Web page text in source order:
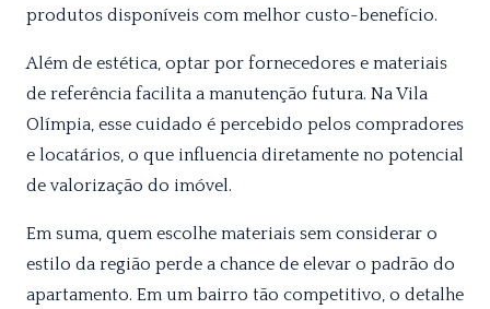
produtos disponíveis com melhor custo-benefício.
Além de estética, optar por fornecedores e materiais
de referência facilita a manutenção futura. Na Vila
Olímpia, esse cuidado é percebido pelos compradores
e locatários, o que influencia diretamente no potencial
de valorização do imóvel.
Em suma, quem escolhe materiais sem considerar o
estilo da região perde a chance de elevar o padrão do
apartamento. Em um bairro tão competitivo, o detalhe